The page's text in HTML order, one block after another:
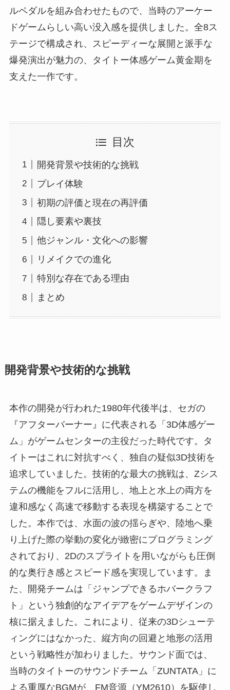
ルペダルを組み合わせたもので、当時のアーケー
ドゲームらしい高い没入感を提供しました。全8ス
テージで構成され、スピーディーな展開と派手な
爆発演出が魅力の、タイトー体感ゲーム黄金期を
支えた一作です。
目次
開発背景や技術的な挑戦
プレイ体験
初期の評価と現在の再評価
隠し要素や裏技
他ジャンル・文化への影響
リメイクでの進化
特別な存在である理由
まとめ
開発背景や技術的な挑戦
本作の開発が行われた1980年代後半は、セガの
『アフターバーナー』に代表される「3D体感ゲー
ム」がゲームセンターの主役だった時代です。タ
イトーはこれに対抗すべく、独自の疑似3D技術を
追求していました。技術的な最大の挑戦は、Zシス
テムの機能をフルに活用し、地上と水上の両方を
違和感なく高速で移動する表現を構築することで
した。本作では、水面の波の揺らぎや、陸地へ乗
り上げた際の挙動の変化が緻密にプログラミング
されており、2Dのスプライトを用いながらも圧倒
的な奥行き感とスピード感を実現しています。ま
た、開発チームは「ジャンプできるホバークラフ
ト」という独創的なアイデアをゲームデザインの
核に据えました。これにより、従来の3Dシューテ
ィングにはなかった、縦方向の回避と地形の活用
という戦略性が加わりました。サウンド面では、
当時のタイトーのサウンドチーム「ZUNTATA」に
よる重厚なBGMが、FM音源（YM2610）を駆使し